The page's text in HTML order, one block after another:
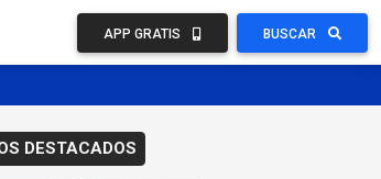
APP GRATIS BUSCAR
DESTACADOS